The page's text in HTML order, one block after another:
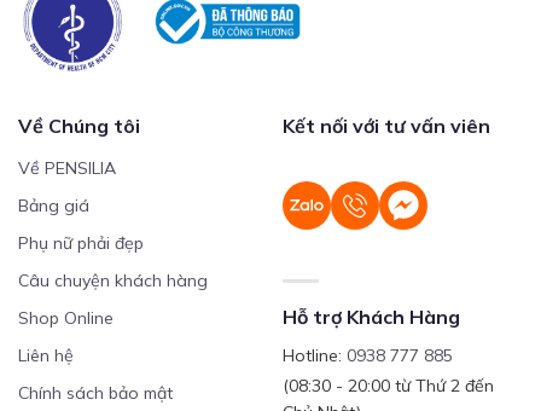
Về Chúng tôi
Về PENSILIA
Bảng giá
Phụ nữ phải đẹp
Câu chuyện khách hàng
Shop Online
Liên hệ
Chính sách bảo mật
Kết nối với tư vấn viên
Hỗ trợ Khách Hàng
Hotline: 0938 777 885
(08:30 - 20:00 từ Thứ 2 đến